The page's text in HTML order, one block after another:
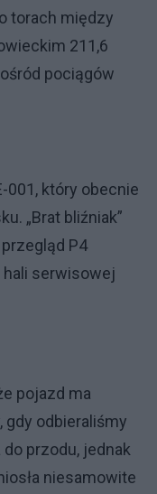
torach między
211,6
pociągów
001, który obecnie
„Brat bliźniak”
P4
hali serwisowej
pojazd ma
odbieraliśmy
przodu, jednak
niesamowite